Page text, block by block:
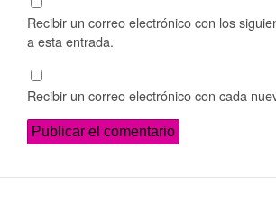
Recibir un correo electrónico con los
a esta entrada.
Recibir un correo electrónico con cada